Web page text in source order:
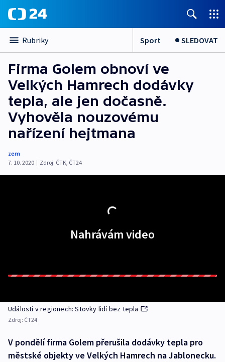
Rubriky Sport SLEDOVAT
Firma Golem obnoví ve
Velkých Hamrech dodávky
tepla, ale jen dočasně.
Vyhověla nouzovému
nařízení hejtmana
zem
7. 10. 2020 | Zdroj: ČTK, ČT24
Nahrávám video
Události v regionech: Stovky lidí bez tepla
Zdroj: ČT24
V pondělí firma Golem přerušila dodávky tepla pro
městské objekty ve Velkých Hamrech na Jablonecku.